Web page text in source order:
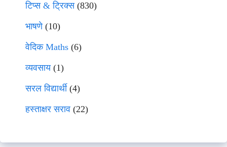
टिप्स & ट्रिक्स(830)
भाषणे(10)
वेदिक Maths (6)
व्यवसाय(1)
सरल विद्यार्थी(4)
हस्ताक्षर सराव (22)